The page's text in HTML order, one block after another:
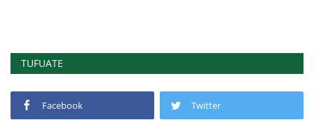
TUFUATE
Facebook Twitter